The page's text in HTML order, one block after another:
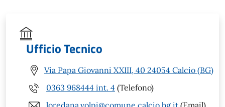
Ufficio Tecnico
Via Papa Giovanni XXIII, 40 24054 Calcio (BG)
0363 968444 int. 4 (Telefono)